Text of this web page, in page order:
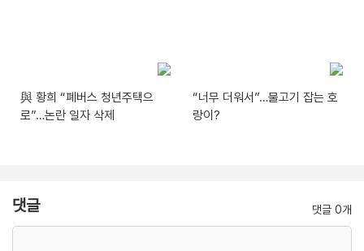
與 황희 “폐버스 청년주택으
로”…논란 일자 삭제
“너무 더워서”…물고기 잡는 호
랑이?
댓글 댓글 0개